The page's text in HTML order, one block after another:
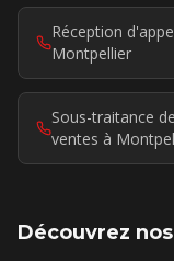
Réception
Montpellier
Sous-traitance de
ventes à
Découvrez